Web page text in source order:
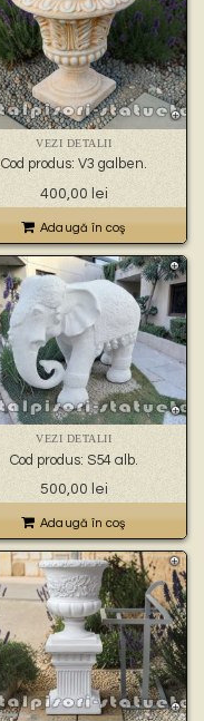
VEZI DETALII
Cod produs: V3 galben.
400,00 lei
Adaugă în coş
VEZI DETALII
Cod produs: S54 alb.
500,00 lei
Adaugă în coş